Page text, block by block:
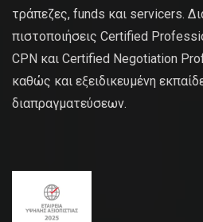
τράπεζες, funds και servicers.
πιστοποιήσεις Certified
CPN και Certified Negotiation
καθώς και εξειδικευμένη
διαπραγματεύσεων.